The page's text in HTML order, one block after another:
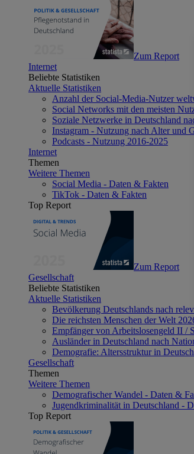
Zum Report
Internet
Beliebte Statistiken
Aktuelle Statistiken
Anzahl der Social-Media-Nutzer
Social Networks mit den meisten
Soziale Netzwerke in Deutschland
Instagram - Nutzung nach Alter und
Podcasts - Nutzung 2016-2025
Internet
Themen
Weitere Themen
Social Media - Daten & Fakten
TikTok - Daten & Fakten
Top Report
Zum Report
Gesellschaft
Beliebte Statistiken
Aktuelle Statistiken
Bevölkerung Deutschlands nach
Die reichsten Menschen der Welt
Empfänger von Arbeitslosengeld II /
Ausländer in Deutschland nach
Demografie: Altersstruktur in
Gesellschaft
Themen
Weitere Themen
Demografischer Wandel - Daten &
Jugendkriminalität in Deutschland -
Top Report